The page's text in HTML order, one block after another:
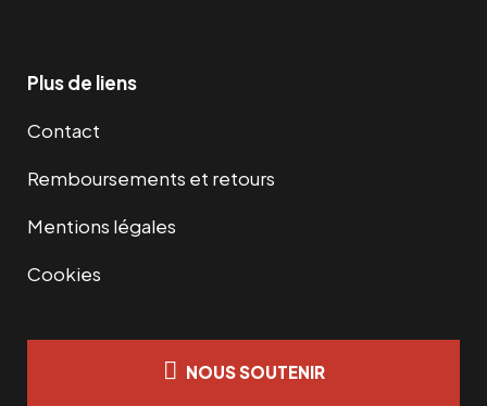
Plus de liens
Contact
Remboursements et retours
Mentions légales
Cookies
NOUS SOUTENIR